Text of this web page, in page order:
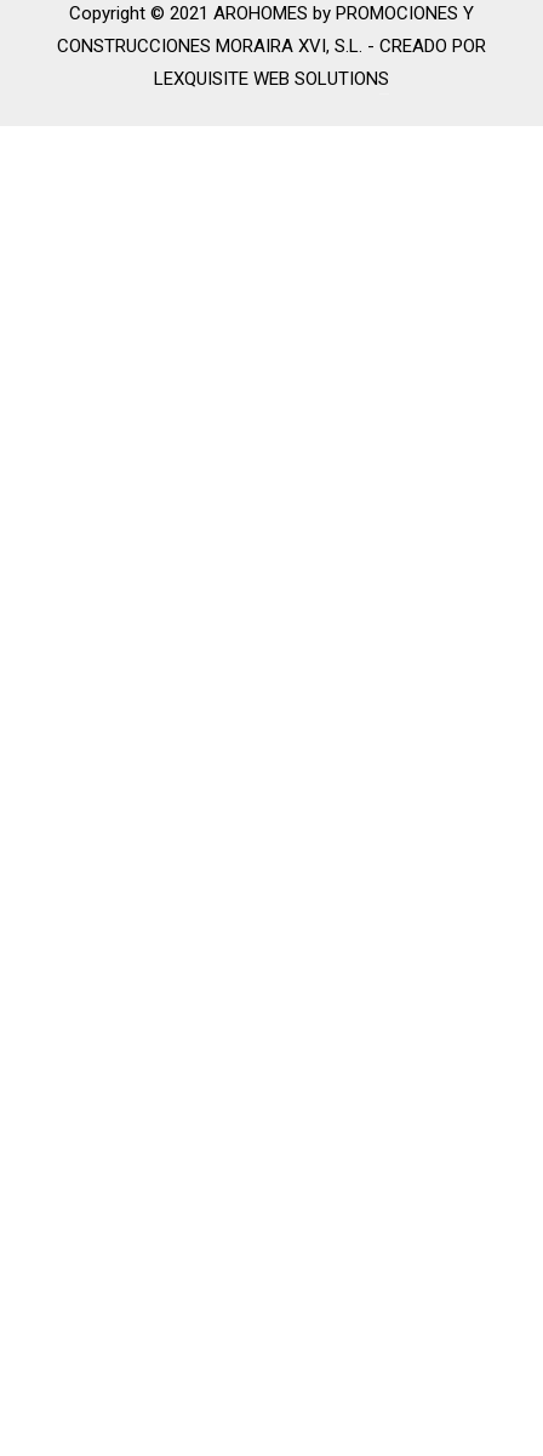
Copyright © 2021 AROHOMES by PROMOCIONES Y
CONSTRUCCIONES MORAIRA XVI, S.L. - CREADO POR
LEXQUISITE WEB SOLUTIONS